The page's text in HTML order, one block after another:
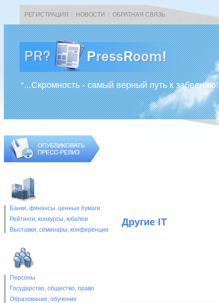
РЕГИСТРАЦИЯ НОВОСТИ ОБРАТНАЯ СВЯЗЬ
“...Скромность - самый верный путь к
Банки, финансы, ценные бумаги
Рейтинги, конкурсы, юбилеи
Выставки, cеминары, конференции
Персоны
Государство, общество, право
Образование, обучение
Другие IT